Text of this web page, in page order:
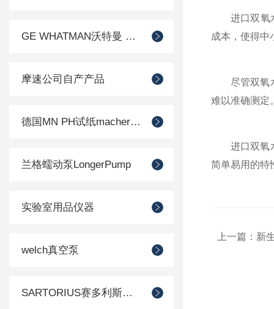
GE WHATMAN沃特曼 过滤产品代理
摩速公司自产产品
德国MN PH试纸macherey-nagel
兰格蠕动泵LongerPump
实验室用品仪器
welch真空泵
SARTORIUS赛多利斯德国
进口双氧
成本，使得中
尽管双氧水
难以准确测定
进口双氧水
简单易用的特
上一篇： 新